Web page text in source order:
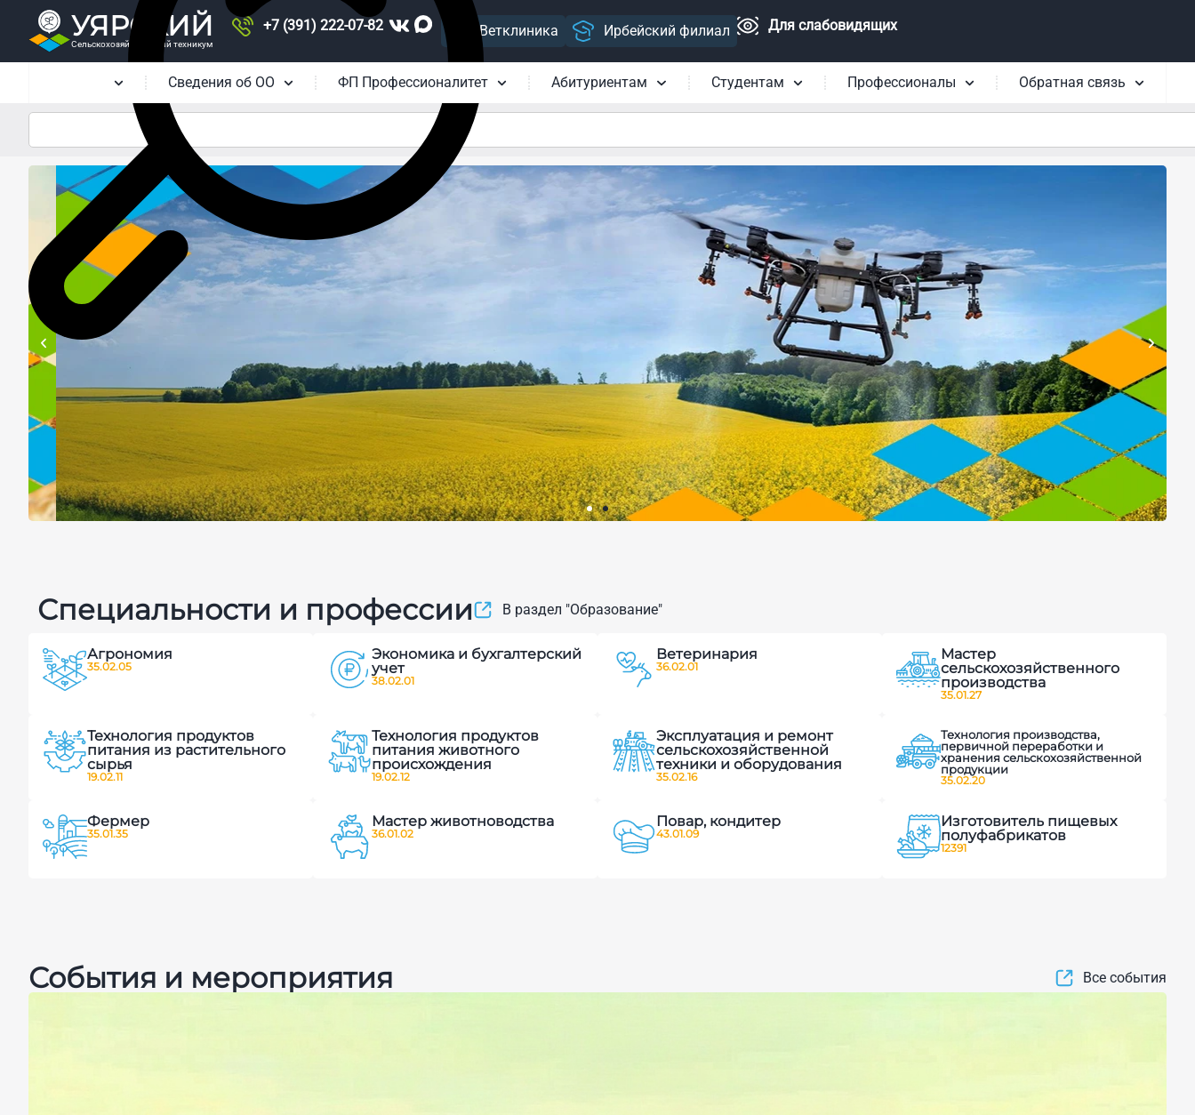
УЯРСКИЙ
Сельскохозяйственный техникум
+7 (391) 222-07-82 Ветклиника Ирбейский филиал Для слабовидящих
Сведения об ОО ФП Профессионалитет Абитуриентам Студентам Профессионалы Обратная связь
Центр цифрового
земледелия и современных
агропромышленных
технологий
Специальности и профессии В раздел "Образование"
Агрономия
35.02.05
Экономика и бухгалтерский
учет
38.02.01
Ветеринария
36.02.01
Мастер
сельскохозяйственного
производства
35.01.27
Технология продуктов
питания из растительного
сырья
19.02.11
Технология продуктов
питания животного
происхождения
19.02.12
Эксплуатация и ремонт
сельскохозяйственной
техники и оборудования
35.02.16
Технология производства,
первичной переработки и
хранения сельскохозяйственной
продукции
35.02.20
Фермер
35.01.35
Мастер животноводства
36.01.02
Повар, кондитер
43.01.09
Изготовитель пищевых
полуфабрикатов
12391
События и мероприятия Все события